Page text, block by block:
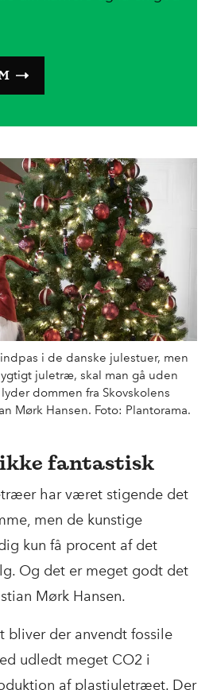
i de danske julestuer, men
juletræ, skal man gå uden
dommen fra Skovskolens
Mørk Hansen. Foto: Plantorama.
fantastisk
har været stigende det
men de kunstige
kun få procent af det
Og det er meget godt det
Mørk Hansen.
bliver der anvendt fossile
udledt meget CO2 i
af plastjuletræet. Der